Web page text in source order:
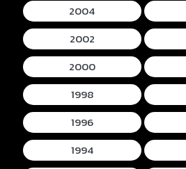
2004
2002
2000
1998
1996
1994